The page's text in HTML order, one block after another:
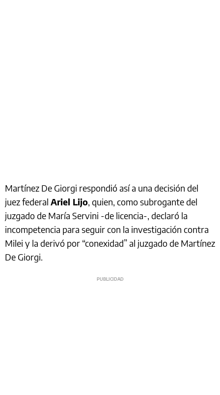
Martínez De Giorgi respondió así a una decisión del
juez federal Ariel Lijo, quien, como subrogante del
juzgado de María Servini -de licencia-, declaró la
incompetencia para seguir con la investigación contra
Milei y la derivó por “conexidad” al juzgado de Martínez
De Giorgi.